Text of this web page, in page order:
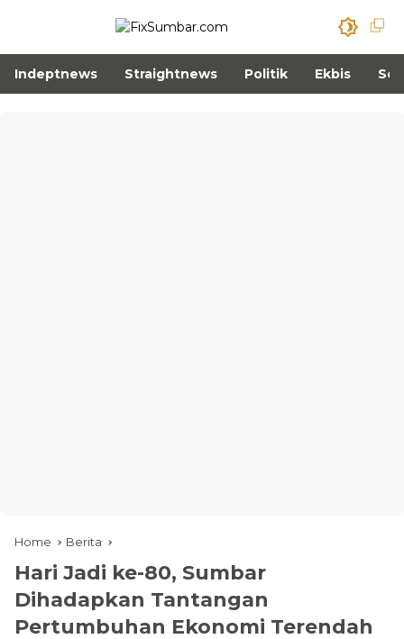
Indeptnews Straightnews Politik Ekbis
Home Berita
Hari Jadi ke-80, Sumbar
Dihadapkan Tantangan
Pertumbuhan Ekonomi Terendah